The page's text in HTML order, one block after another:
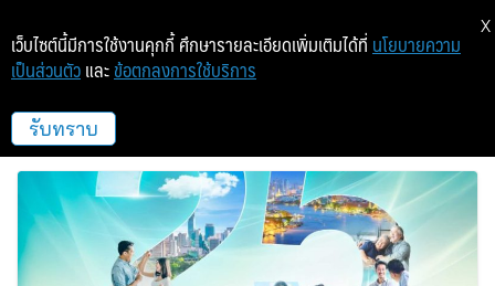
บริษัท พานาโซนิค โซลูชั่นส์ (ประเทศไทย)
จำกัด
เว็บไซต์นี้มีการใช้งานคุกกี้ ศึกษารายละเอียดเพิ่มเติมได้ที่ นโยบายความ
เป็นส่วนตัว และ ข้อตกลงการใช้บริการ
รับทราบ
X